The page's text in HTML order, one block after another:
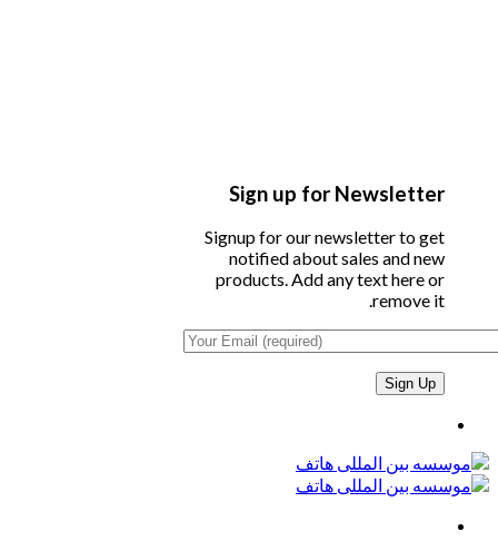
Sign up for Newsletter
Signup for our newsletter to get
notified about sales and new
products. Add any text here or
remove it.